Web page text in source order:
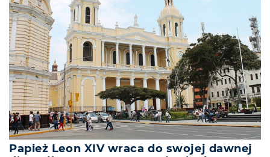
Papież Leon XIV wraca do swojej dawnej